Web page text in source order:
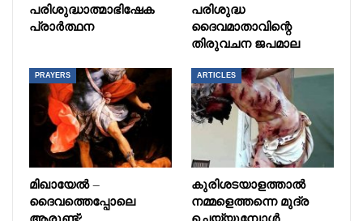
പരിശുദ്ധാത്മാഭിഷേക
പ്രാർത്ഥന
പരിശുദ്ധ
ദൈവമാതാവിന്റെ
തിരുവചന ജപമാല
PRAYERS
മിഖായേൽ –
ദൈവത്തെപ്പോലെ
ARTICLES
കുരിശടയാളത്താൽ
നമ്മളെത്തന്നെ മുദ്ര